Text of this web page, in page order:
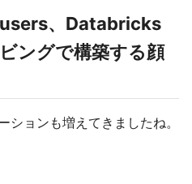
、Databricks
ングで構築する顔
ションも増えてきましたね。